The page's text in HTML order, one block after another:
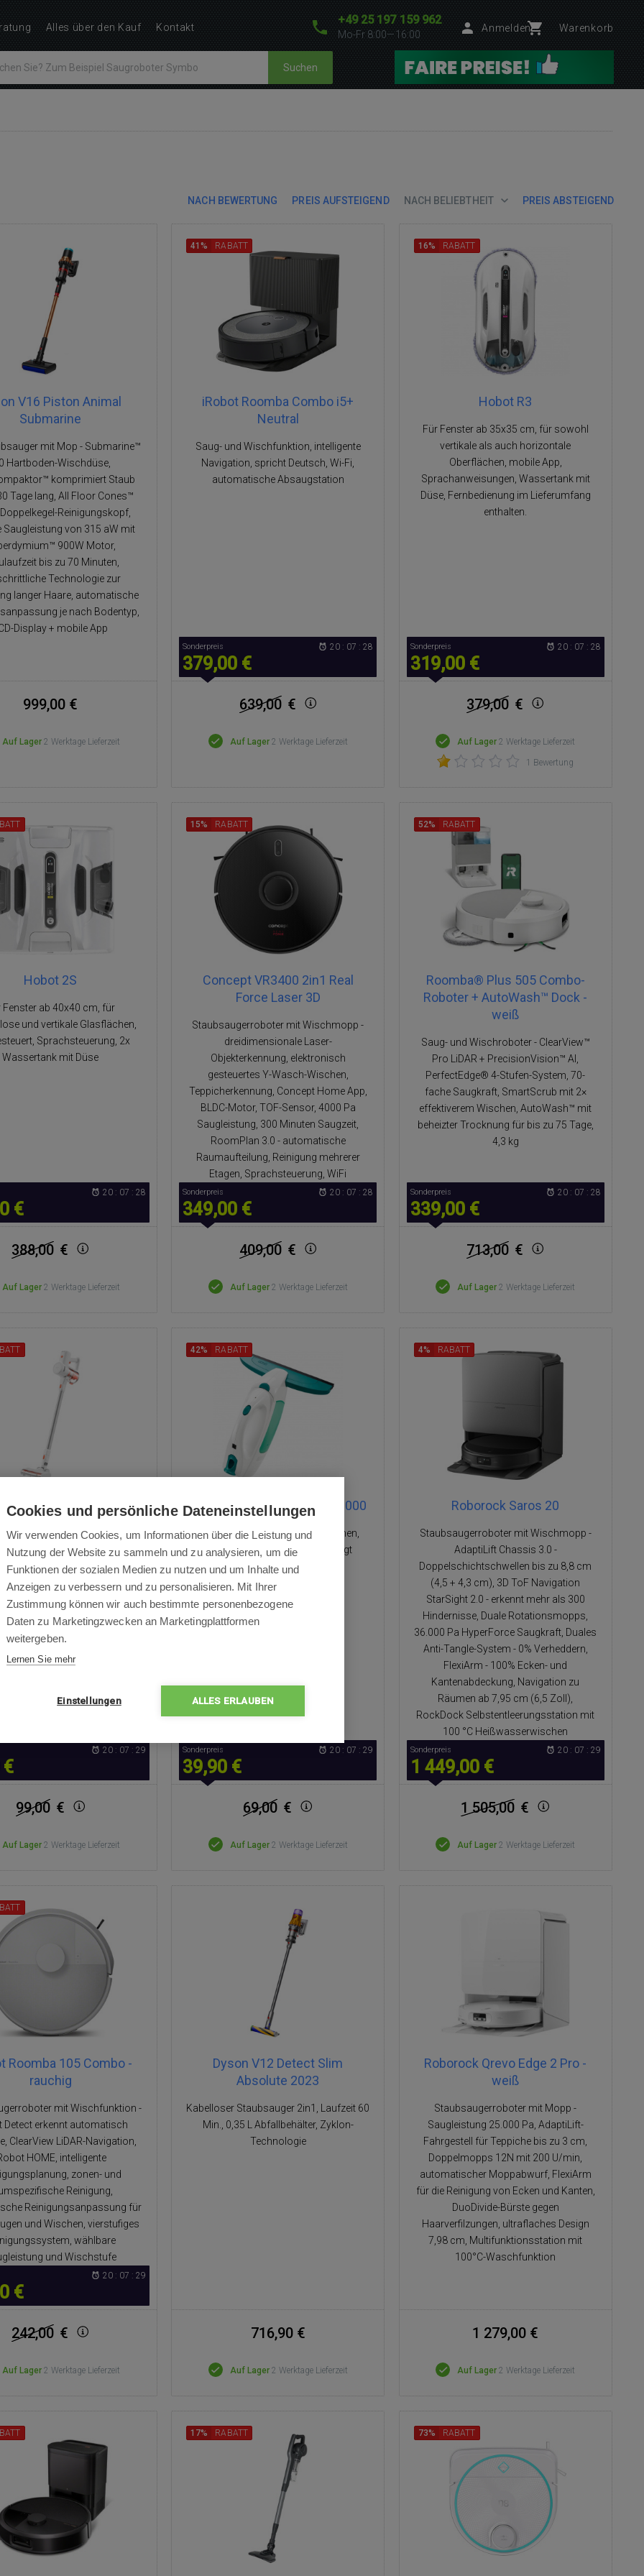
+49 25 197 159 962
Mo-Fr 8:00—16:00
Anmelden Warenkorb
Suchen
NACH BEWERTUNG PREIS AUFSTEIGEND NACH BELIEBTHEIT PREIS ABSTEIGEND
V16 Piston Animal
Submarine
mit Mop - Submarine™
Hartboden-Wischdüse,
komprimiert Staub
Tage lang, All Floor Cones™
Reinigungskopf,
Saugleistung von 315 aW mit
900W Motor,
bis zu 70 Minuten,
Technologie zur
langer Haare, automatische
je nach Bodentyp,
Display + mobile App
999,00 €
Auf Lager 2 Werktage Lieferzeit
iRobot Roomba Combo i5+
Neutral
Saug- und Wischfunktion, intelligente
Navigation, spricht Deutsch, Wi-Fi,
automatische Absaugstation
41% RABATT
Sonderpreis
379,00 €
20 : 07 : 27
639,00 €
Auf Lager 2 Werktage Lieferzeit
Hobot R3
Für Fenster ab 35x35 cm, für sowohl
vertikale als auch horizontale
Oberflächen, mobile App,
Sprachanweisungen, Wassertank mit
Düse, Fernbedienung im Lieferumfang
enthalten.
16% RABATT
Sonderpreis
319,00 €
20 : 07 : 27
379,00 €
Auf Lager 2 Werktage Lieferzeit
1 Bewertung
Hobot 2S
Fenster ab 40x40 cm, für
und vertikale Glasflächen,
Sprachsteuerung, 2x
Wassertank mit Düse
€
20 : 07 : 27
388,00 €
Auf Lager 2 Werktage Lieferzeit
Concept VR3400 2in1 Real
Force Laser 3D
Staubsaugerroboter mit Wischmopp -
dreidimensionale Laser-
Objekterkennung, elektronisch
gesteuertes Y-Wasch-Wischen,
Teppicherkennung, Concept Home App,
BLDC-Motor, TOF-Sensor, 4000 Pa
Saugleistung, 300 Minuten Saugzeit,
RoomPlan 3.0 - automatische
Raumaufteilung, Reinigung mehrerer
Etagen, Sprachsteuerung, WiFi
15% RABATT
Sonderpreis
349,00 €
20 : 07 : 27
409,00 €
Auf Lager 2 Werktage Lieferzeit
Roomba® Plus 505 Combo-
Roboter + AutoWash™ Dock -
weiß
Saug- und Wischroboter - ClearView™
Pro LiDAR + PrecisionVision™ AI,
PerfectEdge® 4-Stufen-System, 70-
fache Saugkraft, SmartScrub mit 2×
effektiverem Wischen, AutoWash™ mit
beheizter Trocknung für bis zu 75 Tage,
4,3 kg
52% RABATT
Sonderpreis
339,00 €
20 : 07 : 27
713,00 €
Auf Lager 2 Werktage Lieferzeit
Vacuum Cleaner G20
mit einer Saugleistung
zu 18.000 Pa, effektives 5-
Filtersystem, 500-ml-
3 Leistungsmodi,
Bürstenrolle für alle
LED-Lichter, schlankes,
2-in-1-Rohr für enge Räume
€
20 : 07 : 27
99,00 €
Auf Lager 2 Werktage Lieferzeit
Leifheit Window Cleaner 51000
Geeignet für alle glatten Oberflächen,
Batterielaufzeit 38 Minuten, saugt
überschüssiges Wasser auf
42% RABATT
Sonderpreis
39,90 €
20 : 07 : 27
69,00 €
Auf Lager 2 Werktage Lieferzeit
Roborock Saros 20
Staubsaugerroboter mit Wischmopp -
AdaptiLift Chassis 3.0 -
Doppelschichtschwellen bis zu 8,8 cm
(4,5 + 4,3 cm), 3D ToF Navigation
StarSight 2.0 - erkennt mehr als 300
Hindernisse, Duale Rotationsmopps,
36.000 Pa HyperForce Saugkraft, Duales
Anti-Tangle-System - 0% Verheddern,
FlexiArm - 100% Ecken- und
Kantenabdeckung, Navigation zu
Räumen ab 7,95 cm (6,5 Zoll),
RockDock Selbstentleerungsstation mit
100 °C Heißwasserwischen
4% RABATT
Sonderpreis
1 449,00 €
20 : 07 : 27
1 505,00 €
Auf Lager 2 Werktage Lieferzeit
Roomba 105 Combo -
rauchig
mit Wischfunktion -
Detect erkennt automatisch
ClearView LiDAR-Navigation,
HOME, intelligente
zonen- und
Reinigung,
Reinigungsanpassung für
und Wischen, vierstufiges
wählbare
und Wischstufe
€
20 : 07 : 27
242,00 €
Auf Lager 2 Werktage Lieferzeit
Dyson V12 Detect Slim
Absolute 2023
Kabelloser Staubsauger 2in1, Laufzeit 60
Min., 0,35 L Abfallbehälter, Zyklon-
Technologie
716,90 €
Auf Lager 2 Werktage Lieferzeit
Roborock Qrevo Edge 2 Pro -
weiß
Staubsaugerroboter mit Mopp -
Saugleistung 25.000 Pa, AdaptiLift-
Fahrgestell für Teppiche bis zu 3 cm,
Doppelmopps 12N mit 200 U/min,
automatischer Moppabwurf, FlexiArm
für die Reinigung von Ecken und Kanten,
DuoDivide-Bürste gegen
Haarverfilzungen, ultraflaches Design
7,98 cm, Multifunktionsstation mit
100°C-Waschfunktion
1 279,00 €
Auf Lager 2 Werktage Lieferzeit
17% RABATT 73% RABATT
Alles über den Kauf Kontakt
Cookies und persönliche Dateneinstellungen
Wir verwenden Cookies, um Informationen über die Leistung und
Nutzung der Website zu sammeln und zu analysieren, um die
Funktionen der sozialen Medien zu nutzen und um Inhalte und
Anzeigen zu verbessern und zu personalisieren. Mit Ihrer
Zustimmung können wir auch bestimmte personenbezogene
Daten zu Marketingzwecken an Marketingplattformen
weitergeben.
Lernen Sie mehr
Einstellungen ALLES ERLAUBEN